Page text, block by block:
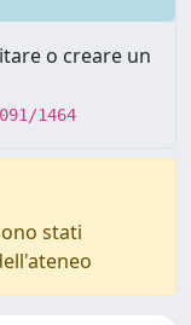
o creare un
1464
stati